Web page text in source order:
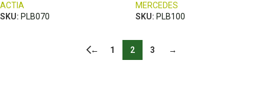
ACTIA
SKU: PLB070
MERCEDES
SKU: PLB100
← 1 2 3 →